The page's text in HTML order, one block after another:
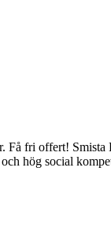
Få fri offert! Smista
hög social